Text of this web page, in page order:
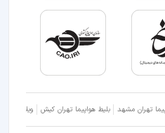
تهران مشهد بلیط هواپیما تهران کیش ویلا شمال